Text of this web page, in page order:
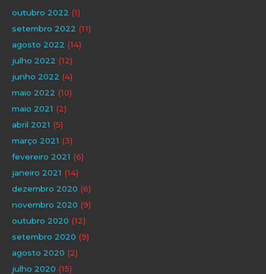
outubro 2022 (1)
setembro 2022 (11)
agosto 2022 (14)
julho 2022 (12)
junho 2022 (4)
maio 2022 (10)
maio 2021 (2)
abril 2021 (5)
março 2021 (3)
fevereiro 2021 (6)
janeiro 2021 (14)
dezembro 2020 (6)
novembro 2020 (9)
outubro 2020 (12)
setembro 2020 (9)
agosto 2020 (2)
julho 2020 (15)